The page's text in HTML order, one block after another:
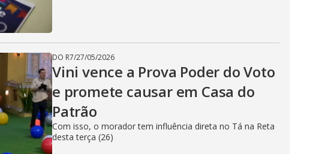
DO R7/27/05/2026
Vini vence a Prova Poder do Voto
e promete causar em Casa do
Patrão
Com isso, o morador tem influência direta no Tá na Reta
desta terça (26)